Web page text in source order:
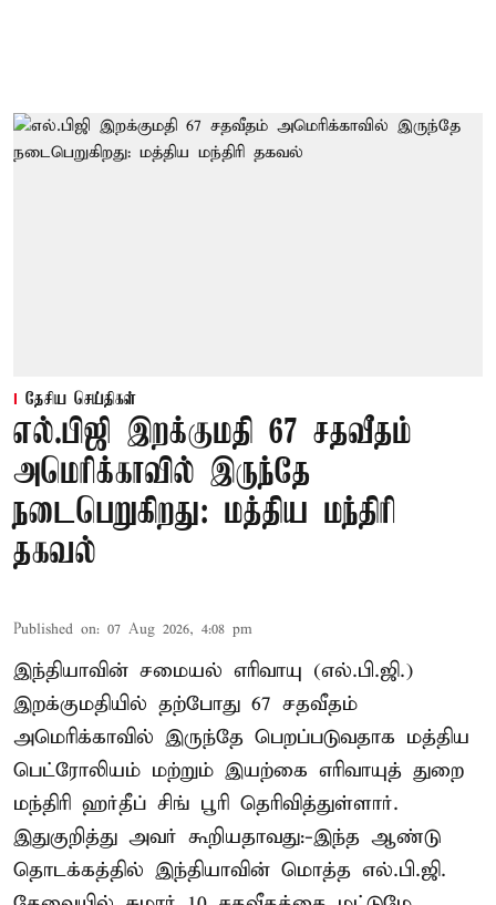
தேசிய செய்திகள்
எல்.பிஜி இறக்குமதி 67 சதவீதம்
அமெரிக்காவில் இருந்தே
நடைபெறுகிறது: மத்திய மந்திரி
தகவல்
Published on: 07 Aug 2026, 4:08 pm
இந்தியாவின் சமையல் எரிவாயு (எல்.பி.ஜி.)
இறக்குமதியில் தற்போது 67 சதவீதம்
அமெரிக்காவில் இருந்தே பெறப்படுவதாக மத்திய
பெட்ரோலியம் மற்றும் இயற்கை எரிவாயுத் துறை
மந்திரி ஹர்தீப் சிங் பூரி தெரிவித்துள்ளார்.
இதுகுறித்து அவர் கூறியதாவது:-இந்த ஆண்டு
தொடக்கத்தில் இந்தியாவின் மொத்த எல்.பி.ஜி.